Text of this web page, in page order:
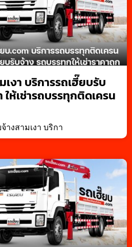
งา บริการรถเฮี๊ยบรับ
ให้เช่ารถบรรทุกติดเครน
างสามเงา บริกา